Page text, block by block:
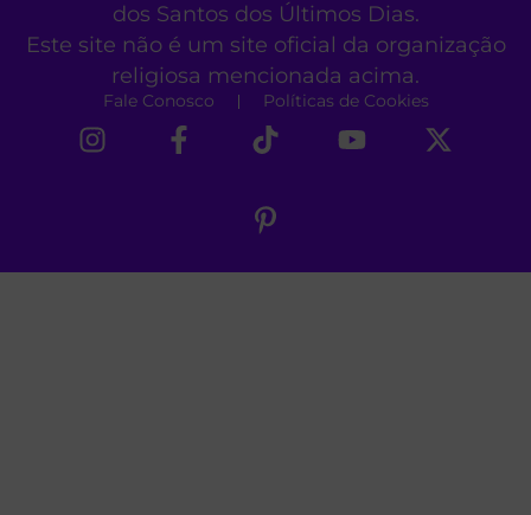
dos Santos dos Últimos Dias.
Este site não é um site oficial da organização
religiosa mencionada acima.
Fale Conosco Políticas de Cookies